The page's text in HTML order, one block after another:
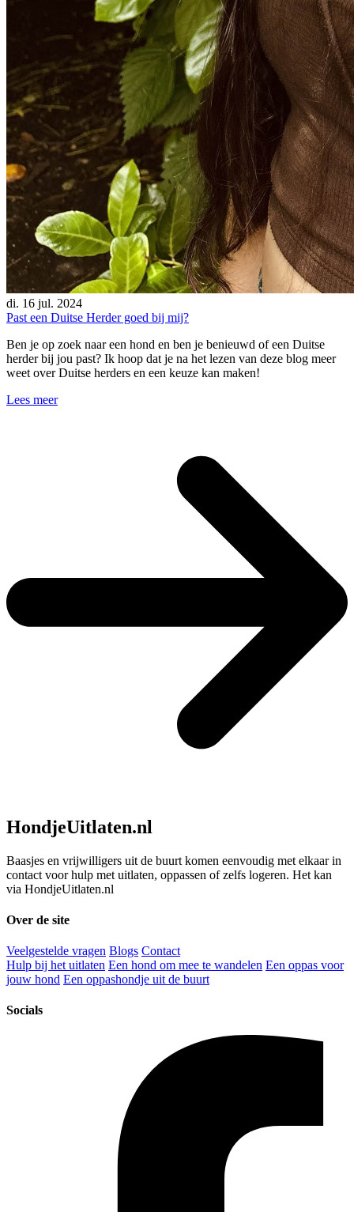
di. 16 jul. 2024
Past een Duitse Herder goed bij mij?
Ben je op zoek naar een hond en ben je benieuwd of een Duitse
herder bij jou past? Ik hoop dat je na het lezen van deze blog meer
weet over Duitse herders en een keuze kan maken!
Lees meer
HondjeUitlaten.nl
Baasjes en vrijwilligers uit de buurt komen eenvoudig met elkaar in
contact voor hulp met uitlaten, oppassen of zelfs logeren. Het kan
via HondjeUitlaten.nl
Over de site
Veelgestelde vragen Blogs Contact
Hulp bij het uitlaten Een hond om mee te wandelen Een oppas voor
jouw hond Een oppashondje uit de buurt
Socials